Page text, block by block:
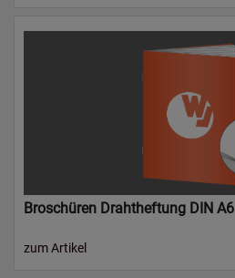
Broschüren Drahtheftung DIN A6
zum Artikel